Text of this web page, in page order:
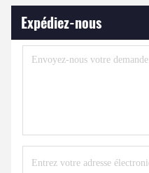
Expédiez-nous